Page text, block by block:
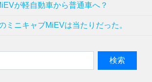
が軽自動車から普通車へ？
ミニキャブMiEVは当たりだった。